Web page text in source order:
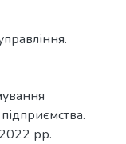
рр.